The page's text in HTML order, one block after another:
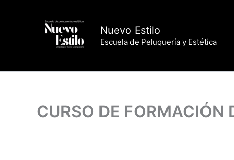
Nuevo Estilo
Escuela de Peluquería y Estética
CURSO DE FORMACIÓN